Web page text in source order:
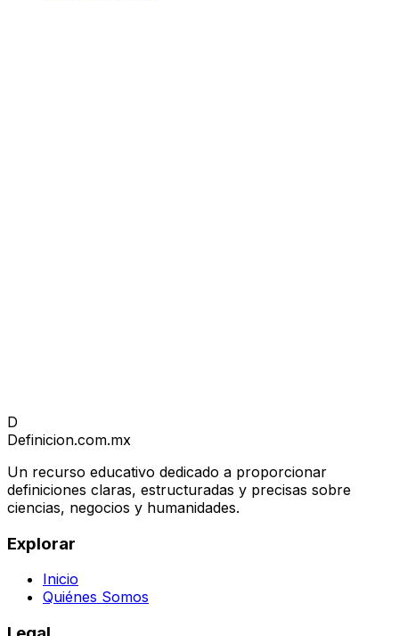
D
Definicion.com.mx
Un recurso educativo dedicado a proporcionar
definiciones claras, estructuradas y precisas sobre
ciencias, negocios y humanidades.
Explorar
Inicio
Quiénes Somos